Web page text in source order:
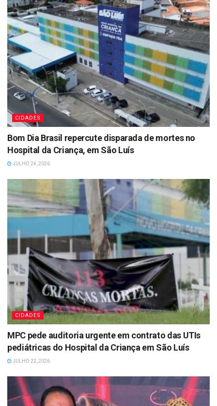
CIDADES
Bom Dia Brasil repercute disparada de mortes no
Hospital da Criança, em São Luís
JULHO 24, 2026
CIDADES
MPC pede auditoria urgente em contrato das UTIs
pediátricas do Hospital da Criança em São Luís
JULHO 22, 2026